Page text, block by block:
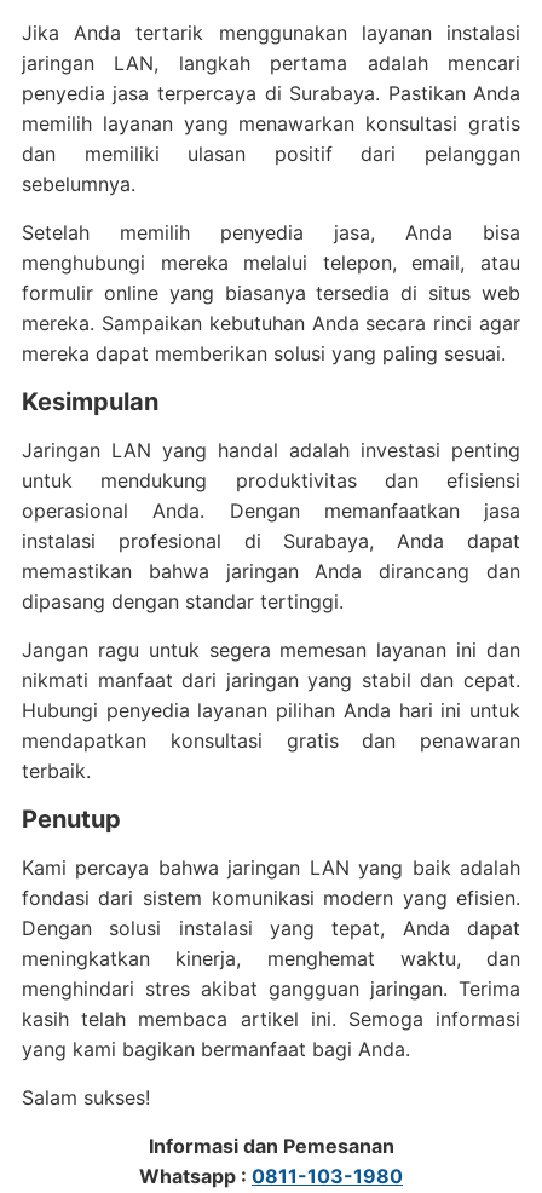
Jika Anda tertarik menggunakan layanan instalasi
jaringan LAN, langkah pertama adalah mencari
penyedia jasa terpercaya di Surabaya. Pastikan Anda
memilih layanan yang menawarkan konsultasi gratis
dan memiliki ulasan positif dari pelanggan
sebelumnya.
Setelah memilih penyedia jasa, Anda bisa
menghubungi mereka melalui telepon, email, atau
formulir online yang biasanya tersedia di situs web
mereka. Sampaikan kebutuhan Anda secara rinci agar
mereka dapat memberikan solusi yang paling sesuai.
Kesimpulan
Jaringan LAN yang handal adalah investasi penting
untuk mendukung produktivitas dan efisiensi
operasional Anda. Dengan memanfaatkan jasa
instalasi profesional di Surabaya, Anda dapat
memastikan bahwa jaringan Anda dirancang dan
dipasang dengan standar tertinggi.
Jangan ragu untuk segera memesan layanan ini dan
nikmati manfaat dari jaringan yang stabil dan cepat.
Hubungi penyedia layanan pilihan Anda hari ini untuk
mendapatkan konsultasi gratis dan penawaran
terbaik.
Penutup
Kami percaya bahwa jaringan LAN yang baik adalah
fondasi dari sistem komunikasi modern yang efisien.
Dengan solusi instalasi yang tepat, Anda dapat
meningkatkan kinerja, menghemat waktu, dan
menghindari stres akibat gangguan jaringan. Terima
kasih telah membaca artikel ini. Semoga informasi
yang kami bagikan bermanfaat bagi Anda.
Salam sukses!
Informasi dan Pemesanan
Whatsapp : 0811-103-1980